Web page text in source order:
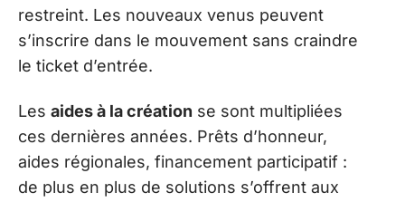
restreint. Les nouveaux venus peuvent
s’inscrire dans le mouvement sans craindre
le ticket d’entrée.
Les aides à la création se sont multipliées
ces dernières années. Prêts d’honneur,
aides régionales, financement participatif :
de plus en plus de solutions s’offrent aux